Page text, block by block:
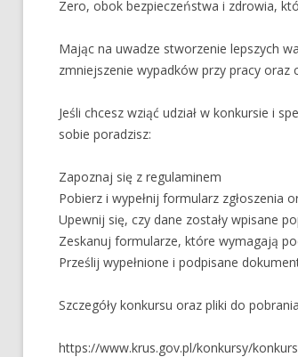
Zero, obok bezpieczeństwa i zdrowia,
Mając na uwadze stworzenie lepszych
zmniejszenie wypadków przy pracy oraz
Jeśli chcesz wziąć udział w konkursie i
sobie poradzisz:
Zapoznaj się z regulaminem
Pobierz i wypełnij formularz zgłoszenia
Upewnij się, czy dane zostały wpisane
Zeskanuj formularze, które wymagają
Prześlij wypełnione i podpisane
Szczegóły konkursu oraz pliki do
https://www.krus.gov.pl/konkursy/